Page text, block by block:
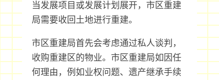
当发展项目或发展计划展开，市区重建
局需要收回土地进行重建。
市区重建局首先会考虑通过私人谈判，
收购重建区的物业。市区重建局如因任
何理由，例如业权问题、遗产继承手续